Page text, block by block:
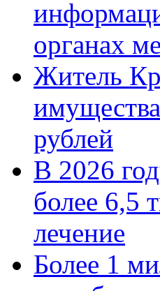
органах
Житель
рублей
В 2026
более 6,5
лечение
Более 1